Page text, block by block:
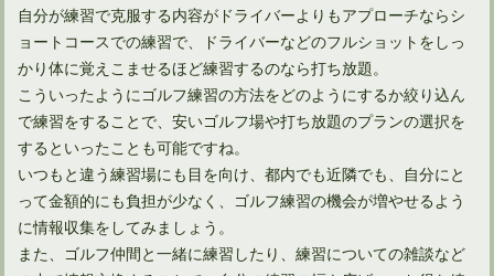
自分が練習で克服する内容がドライバーよりもアプローチならシ
ョートコースでの練習で、ドライバーなどのフルショットをしっ
かり体に覚えこませるほど練習するのなら打ち放題。
こういったようにゴルフ練習の方法をどのようにするか絞り込ん
で練習をすることで、安いゴルフ場や打ち放題のプランの選択を
するといったことも可能ですね。
いつもと違う練習場にも目を向け、都内でも近隣でも、自分にと
って金額的にも負担が少なく、ゴルフ練習の機会が増やせるよう
に情報収集をしてみましょう。
また、ゴルフ仲間と一緒に練習したり、練習についての雑談など